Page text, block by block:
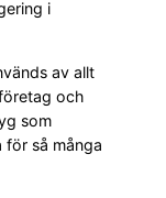
i
av allt
och
som
för så många